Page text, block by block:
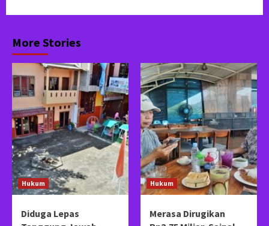
More Stories
Hukum
Diduga Lepas
Hukum
Merasa Dirugikan